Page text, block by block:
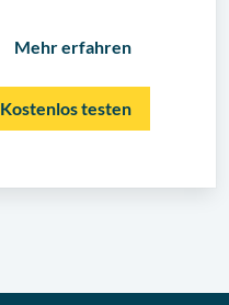
Mehr erfahren
Kostenlos testen